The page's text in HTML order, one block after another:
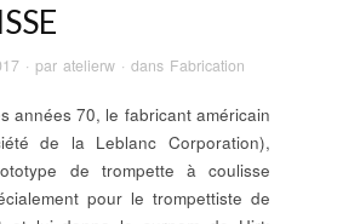
· par atelierw · dans Fabrication
années 70, le fabricant américain
de la Leblanc Corporation),
de trompette à coulisse
pour le trompettiste de